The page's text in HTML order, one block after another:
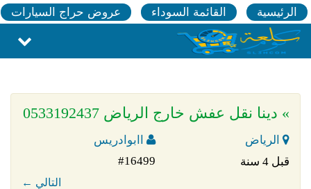
الرئيسية القائمة السوداء عروض حراج السيارات
» دينا نقل عفش خارج الرياض 0533192437
الرياض
اابوادريس
قبل 4 سنة
#16499
← التالي